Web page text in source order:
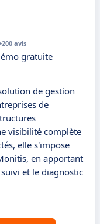
avis
gratuite
de gestion
de
visibilité complète
elle s'impose
en apportant
et le diagnostic